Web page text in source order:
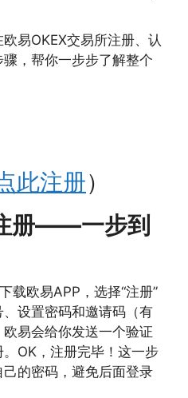
易OKEX交易所注册、认
，帮你一步步了解整个
此注册）
册——一步到
载欧易APP，选择“注册”
设置密码和邀请码（有
易会给你发送一个验证
OK，注册完毕！这一步
的密码，避免后面登录